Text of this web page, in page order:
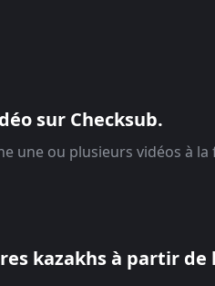
sur Checksub.
une ou plusieurs vidéos à la
kazakhs à partir de